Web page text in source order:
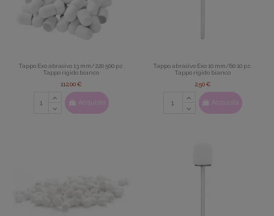
Tappo Exo abrasivo 13 mm/220 500 pz.
Tappo rigido bianco
112,00 €
Acquista
Tappo abrasivo Exo 10 mm/60 10 pz.
Tappo rigido bianco
2,50 €
Acquista